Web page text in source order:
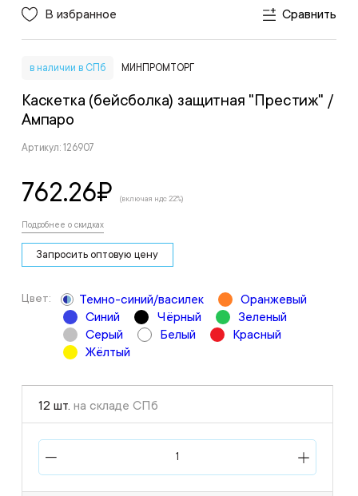
В избранное Сравнить
в наличии в СПб МИНПРОМТОРГ
Каскетка (бейсболка) защитная "Престиж" /
Ампаро
Артикул: 126907
762.26₽ (включая ндс 22%)
Подробнее о скидках
Запросить оптовую цену
Цвет: Темно-синий/василек
Оранжевый
Синий
Чёрный
Зеленый
Серый
Белый
Красный
Жёлтый
12 шт. на складе СПб